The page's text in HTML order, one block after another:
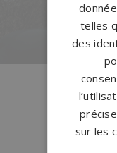
Qui
telles
des
sur les